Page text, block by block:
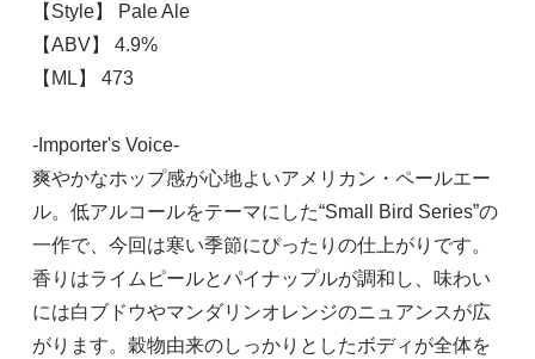
【Style】 Pale Ale
【ABV】 4.9%
【ML】 473
-Importer's Voice-
爽やかなホップ感が心地よいアメリカン・ペールエー
ル。低アルコールをテーマにした“Small Bird Series”の
一作で、今回は寒い季節にぴったりの仕上がりです。
香りはライムピールとパイナップルが調和し、味わい
には白ブドウやマンダリンオレンジのニュアンスが広
がります。穀物由来のしっかりとしたボディが全体を